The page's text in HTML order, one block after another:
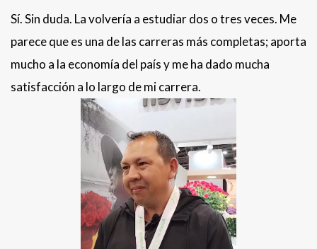
Sí. Sin duda. La volvería a estudiar dos o tres veces. Me
parece que es una de las carreras más completas; aporta
mucho a la economía del país y me ha dado mucha
satisfacción a lo largo de mi carrera.